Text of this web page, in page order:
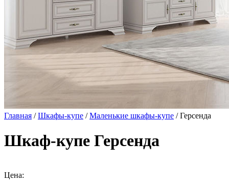
Главная /Шкафы-купе /Маленькие шкафы-купе / Герсенда
Шкаф-купе Герсенда
Цена: